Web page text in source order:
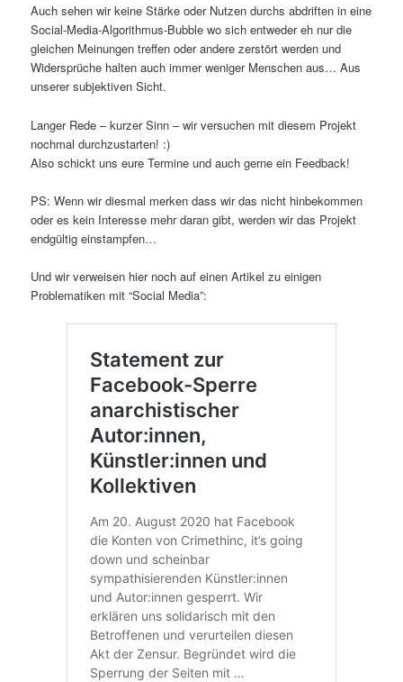
Auch sehen wir keine Stärke oder Nutzen durchs abdriften in eine
Social-Media-Algorithmus-Bubble wo sich entweder eh nur die
gleichen Meinungen treffen oder andere zerstört werden und
Widersprüche halten auch immer weniger Menschen aus… Aus
unserer subjektiven Sicht.
Langer Rede – kurzer Sinn – wir versuchen mit diesem Projekt
nochmal durchzustarten! :)
Also schickt uns eure Termine und auch gerne ein Feedback!
PS: Wenn wir diesmal merken dass wir das nicht hinbekommen
oder es kein Interesse mehr daran gibt, werden wir das Projekt
endgültig einstampfen…
Und wir verweisen hier noch auf einen Artikel zu einigen
Problematiken mit “Social Media”: